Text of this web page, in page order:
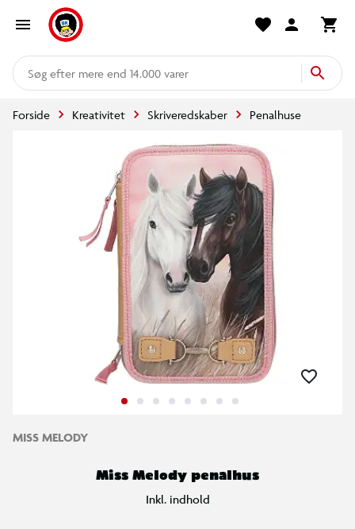
mere end 14.000 varer
Forside Kreativitet Skriveredskaber Penalhuse
MISS MELODY
Miss Melody penalhus
Inkl. indhold